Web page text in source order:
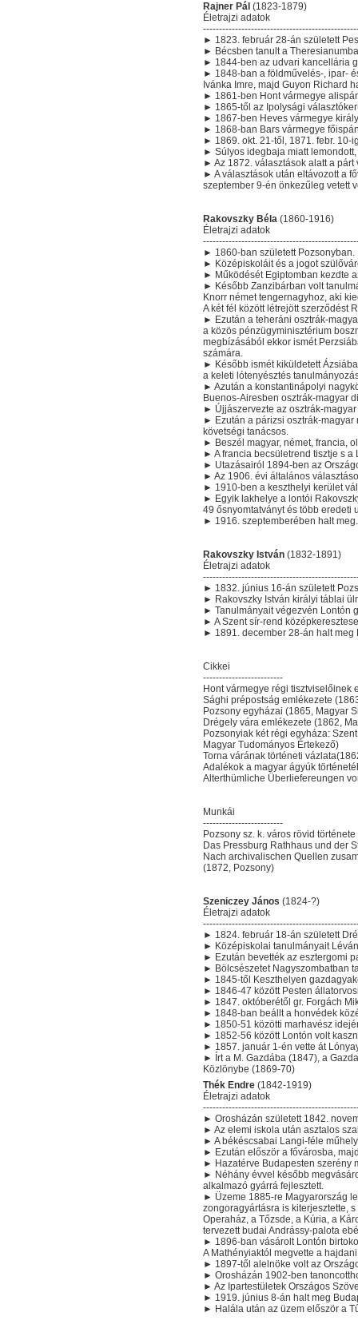
Rajner Pál (1823-1879)
Életrajzi adatok
► 1823. február 28-án született
► Bécsben tanult a
► 1844-ben az udvari kancellária
► 1848-ban a földművelés-, ipar-
Ivánka Imre, majd Guyon Richard
► 1861-ben Hont vármegye
► 1865-től az Ipolysági
► 1867-ben Heves vármegye
► 1868-ban Bars vármegye
► 1869. okt. 21-től, 1871. febr. 10-
► Súlyos idegbaja miatt
► Az 1872. választások alatt a
► A választások után eltávozott a
szeptember 9-én önkezűleg vetett
Rakovszky Béla (1860-1916)
Életrajzi adatok
► 1860-ban született Pozsonyban.
► Középiskoláit és a jogot
► Működését Egiptomban kezdte
► Később Zanzibárban volt
Knorr német tengernagyhoz, aki
A két fél között létrejött szerződést
► Ezután a teheráni osztrák-
a közös pénzügyminisztérium
megbízásából ekkor ismét
számára.
► Később ismét kiküldetett
a keleti lótenyésztés
► Azután a konstantinápolyi
Buenos-Airesben osztrák-magyar
► Újjászervezte az osztrák-
► Ezután a párizsi osztrák-magyar
követségi tanácsos.
► Beszél magyar, német, francia,
► A francia becsületrend tisztje s
► Utazásairól 1894-ben az
► Az 1906. évi általános
► 1910-ben a keszthelyi kerület
► Egyik lakhelye a lontói
49 ősnyomtatványt és több eredeti
► 1916. szeptemberében halt meg.
Rakovszky István (1832-1891)
Életrajzi adatok
► 1832. június 16-án született
► Rakovszky István királyi táblai
► Tanulmányait végezvén Lontón
► A Szent sír-rend
► 1891. december 28-án halt meg
Cikkei
-------------------------
Hont vármegye régi tisztviselőinek
Sághi prépostság emlékezete
Pozsony egyházai (1865, Magyar
Drégely vára emlékezete (1862,
Pozsonyiak két régi egyháza:
Magyar Tudományos Értekező)
Torna várának történeti
Adalékok a magyar ágyúk
Alterthümliche Überliefereungen
Munkái
-------------------------
Pozsony sz. k. város rövid
Das Pressburg Rathhaus und der
Nach archivalischen Quellen
(1872, Pozsony)
Szeniczey János (1824-?)
Életrajzi adatok
► 1824. február 18-án született
► Középiskolai tanulmányait
► Ezután bevették az esztergomi
► Bölcsészetet Nagyszombatban
► 1845-től Keszthelyen
► 1846-47 között Pesten
► 1847. októberétől gr. Forgách
► 1848-ban beállt a honvédek
► 1850-51 közötti marhavész
► 1852-56 között Lontón volt
► 1857. január 1-én vette át
► Írt a M. Gazdába (1847), a
Közlönybe (1869-70)
Thék Endre (1842-1919)
Életrajzi adatok
► Orosházán született 1842.
► Az elemi iskola után asztalos
► A békéscsabai Langi-féle
► Ezután először a fővárosba,
► Hazatérve Budapesten szerény
► Néhány évvel később
alkalmazó gyárrá fejlesztett.
► Üzeme 1885-re Magyarország
zongoragyártásra is kiterjesztette,
Operaház, a Tőzsde, a Kúria, a
tervezett budai Andrássy-palota
► 1896-ban vásárolt Lontón
A Mathényiaktól megvette a
► 1897-től alelnöke volt az
► Orosházán 1902-ben
► Az Ipartestületek Országos
► 1919. június 8-án halt meg
► Halála után az üzem először a